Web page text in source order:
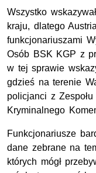
Wszystko
kraju, dlatego
funkcjonariuszami
Osób BSK KGP z
w tej sprawie
gdzieś na terenie
policjanci z
Kryminalnego
Funkcjonariusze
dane zebrane na
których mógł